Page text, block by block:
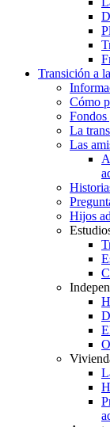
Transición a
Cómo
Fondos
La
Las
Hijos